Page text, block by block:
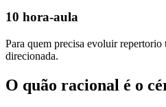
10 hora-aula
Para quem precisa evoluir
direcionada.
O quão racional é o